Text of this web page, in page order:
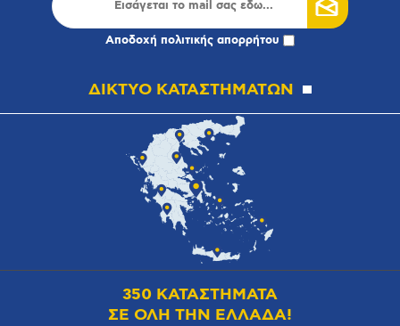
Αποδοχή πολιτικής απορρήτου
ΔΙΚΤΥΟ ΚΑΤΑΣΤΗΜΑΤΩΝ
350 ΚΑΤΑΣΤΗΜΑΤΑ
ΣΕ ΟΛΗ ΤΗΝ ΕΛΛΑΔΑ!